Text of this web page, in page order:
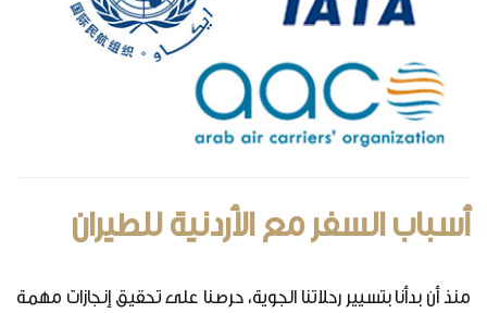
أسباب السفر مع الأردنية للطيران
منذ أن بدأنا بتسيير رحلاتنا الجوية، حرصنا على تحقيق إنجازات مهمة